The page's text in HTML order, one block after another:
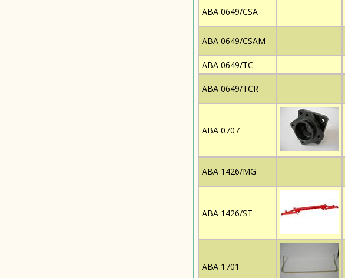
ABA 0649/CSA
ABA 0649/CSAM
ABA 0649/TC
ABA 0649/TCR
ABA 0707
ABA 1426/MG
ABA 1426/ST
ABA 1701